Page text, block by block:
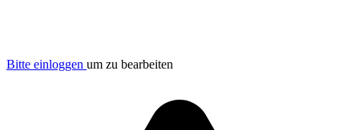
Bitte einloggen um zu bearbeiten